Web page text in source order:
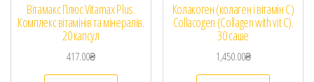
Вітамакс Плюс Vitamax Plus.
Комплекс вітамінів та мінералів.
20 капсул
417.00₴
Колакоген (колаген і вітамін С)
Collacogen (Collagen with vit C).
30 саше
1,450.00₴